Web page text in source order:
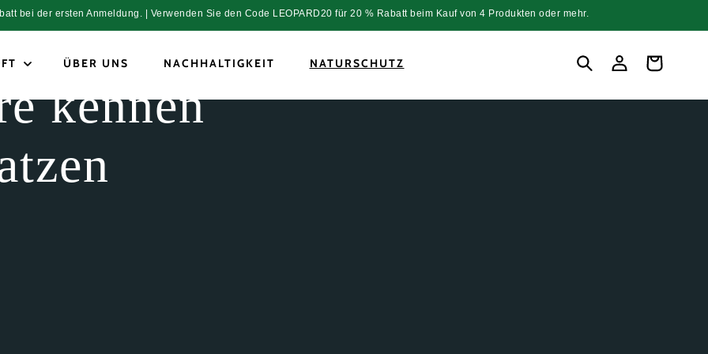
bei der ersten Anmeldung. | Verwenden Sie den Code LEOPARD20 für 20 % Rabatt beim Kauf von 4 Produkten oder mehr.
ÜBER UNS NACHHALTIGKEIT NATURSCHUTZ EinloggenWarenkorb
kennen